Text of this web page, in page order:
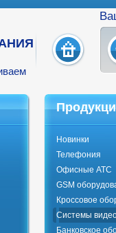
Новинки
Телефония
Офисные АТС
GSM
Кроссовое
Системы
Банковское